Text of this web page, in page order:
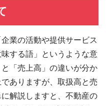
業の活動や提供サービス
する語」というような意
「売上高」の違いが分か
ありますが、取扱高と売
解説しますと、不動産の